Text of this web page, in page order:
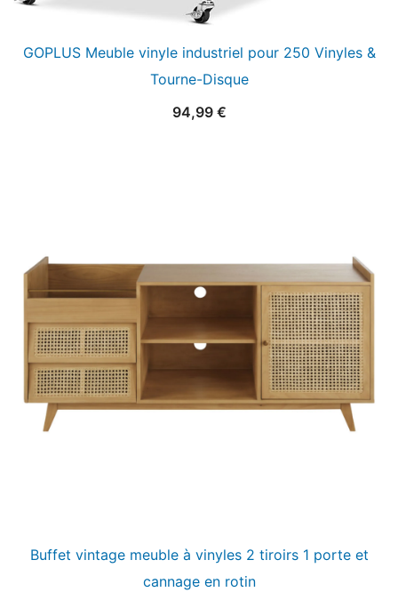
GOPLUS Meuble vinyle industriel pour 250 Vinyles &
Tourne-Disque
94,99 €
Buffet vintage meuble à vinyles 2 tiroirs 1 porte et
cannage en rotin